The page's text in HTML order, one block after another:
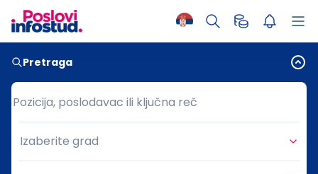
Pretraga
Pozicija, poslodavac ili ključna reč
Pozicija, poslodavac ili ključna reč
Grad
Izaberite grad